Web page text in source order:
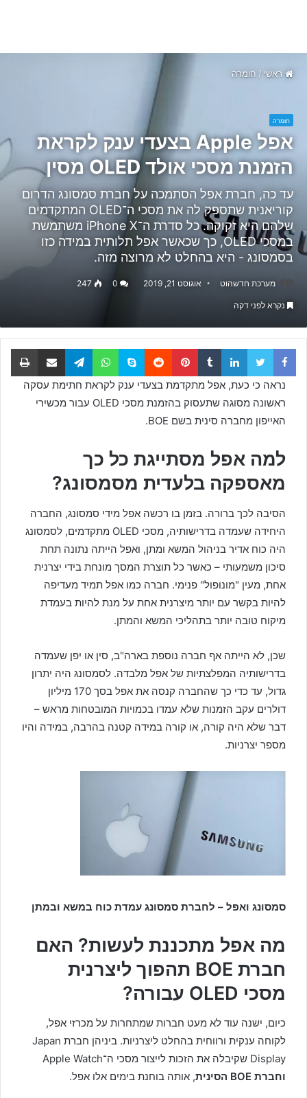
ראשי/ חומרה
חומרה
אפל Apple בצעדי ענק לקראת
הזמנת מסכי אולד OLED מסין
עד כה, חברת אפל הסתמכה על חברת סמסונג הדרום
קוריאנית שתספק לה את מסכי ה־OLED המתקדמים
שלהם היא זקוקה. כל סדרת ה־iPhone X משתמשת
במסכי OLED, כך שכאשר אפל תלותית במידה כזו
בסמסונג - היא בהחלט לא מרוצה מזה.
מערכת חדשהוט אוגוסט 21, 2019 0
247
נקרא לפני דקה
Facebook
Twitter
LinkedIn
Tumblr
Pinterest
Reddit
Skype
WhatsApp
Telegram שתף באמצעות דוא
נראה כי כעת, אפל מתקדמת בצעדי ענק לקראת חתימת עסקה
ראשונה מסוגה שתעסוק בהזמנת מסכי OLED עבור מכשירי
האייפון מחברה סינית בשם BOE.
למה אפל מסתייגת כל כך
מאספקה בלעדית מסמסונג?
הסיבה לכך ברורה. בזמן בו רכשה אפל מידי סמסונג, החברה
היחידה שעמדה בדרישותיה, מסכי OLED מתקדמים, לסמסונג
היה כוח אדיר בניהול המשא ומתן, ואפל הייתה נתונה תחת
סיכון משמעותי – כאשר כל תוצרת המסך מונחת בידי יצרנית
אחת, מעין "מונופול" פנימי. חברה כמו אפל תמיד מעדיפה
להיות בקשר עם יותר מיצרנית אחת על מנת להיות בעמדת
מיקוח טובה יותר בתהליכי המשא והמתן.
שכן, לא הייתה אף חברה נוספת בארה"ב, סין או יפן שעמדה
בדרישותיה המפלצתיות של אפל מלבדה. לסמסונג היה יתרון
גדול, עד כדי כך שהחברה קנסה את אפל בסך 170 מיליון
דולרים עקב הזמנות שלא עמדו בכמויות המובטחות מראש –
דבר שלא היה קורה, או קורה במידה קטנה בהרבה, במידה והיו
מספר יצרניות.
סמסונג ואפל – לחברת סמסונג עמדת כוח במשא ובמתן
מה אפל מתכננת לעשות? האם
חברת BOE תהפוך ליצרנית
מסכי OLED עבורה?
כיום, ישנה עוד לא מעט חברות שמתחרות על מכרזי אפל,
לקוחה ענקית ורווחית בהחלט ליצרניות. ביניהן חברת Japan
Display שקיבלה את הזכות לייצור מסכי ה־Apple Watch
וחברת BOE הסינית
, אותה בוחנת בימים אלו אפל.